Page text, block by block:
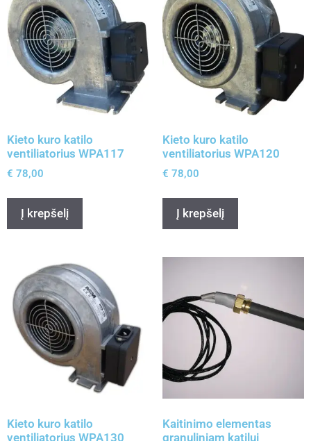
Kieto kuro katilo
ventiliatorius WPA117
€ 78,00
Į krepšelį
Kieto kuro katilo
ventiliatorius WPA120
€ 78,00
Į krepšelį
Kieto kuro katilo
ventiliatorius WPA130
Kaitinimo elementas
granuliniam katilui